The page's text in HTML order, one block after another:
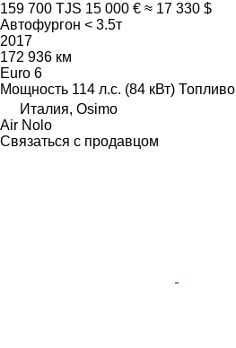
159 700 TJS 15 000 € ≈ 17 330 $
Автофургон < 3.5т
2017
172 936 км
Euro 6
Мощность 114 л.с. (84 кВт) Топливо
Италия, Osimo
Air Nolo
Связаться с продавцом